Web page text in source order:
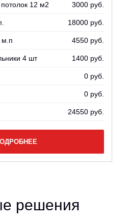
12 м2 3000 руб.
18000 руб.
м.п 4550 руб.
4 шт 1400 руб.
0 руб.
0 руб.
24550 руб.
решения